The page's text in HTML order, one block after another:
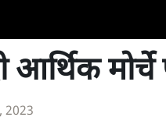
आर्थिक
2023